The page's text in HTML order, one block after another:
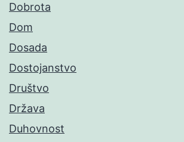
Dobrota
Dom
Dosada
Dostojanstvo
Društvo
Država
Duhovnost